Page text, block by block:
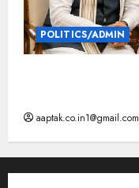
POLITICS/ADMIN
aaptak.co.in1@gmail.com